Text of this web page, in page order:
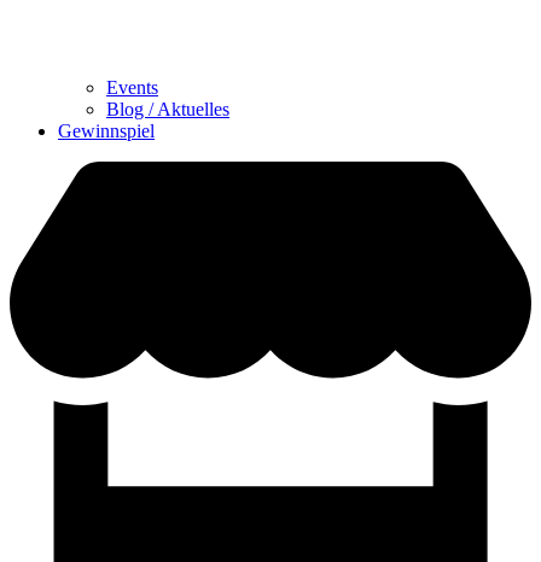
Events
Blog / Aktuelles
Gewinnspiel